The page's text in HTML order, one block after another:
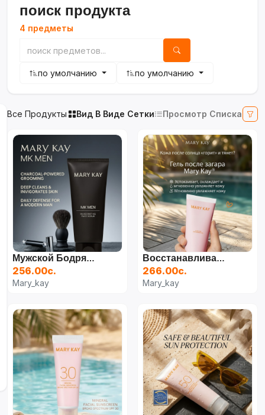
поиск продукта
4 предметы
по умолчанию по умолчанию
Все Продукты Вид В Виде Сетки Просмотр Списка
Мужской Бодрящий Скраб Для Лица Mary Kay MK Men
256.00с.
Mary_kay
Восстанавливающий Гель Mary Kay After-Sun
266.00с.
Mary_kay